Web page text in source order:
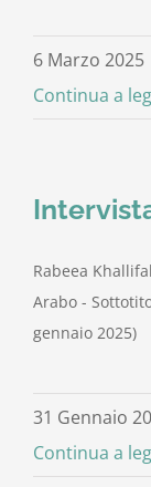
6 Marzo 2025
Continua a
Rabeea
Arabo -
gennaio 2025)
31 Gennaio
Continua a